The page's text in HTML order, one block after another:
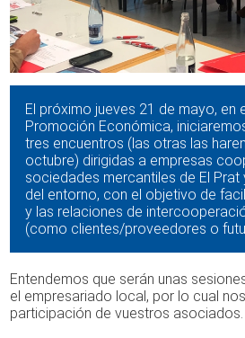
El próximo jueves 21 de mayo, en
Promoción Económica,
tres encuentros (las otras las
octubre) dirigidas a empresas
sociedades mercantiles de El
del entorno, con el objetivo de
y las relaciones de
(como clientes/proveedores o
Entendemos que serán unas
el empresariado local, por lo cual
participación de vuestros asociados.